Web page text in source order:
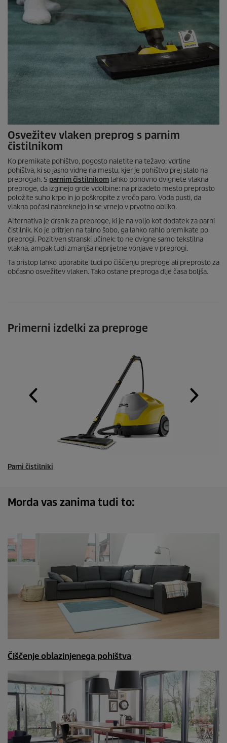
Osvežitev vlaken preprog s parnim
čistilnikom
Ko premikate pohištvo, pogosto naletite na težavo: vdrtine
pohištva, ki so jasno vidne na mestu, kjer je pohištvo prej stalo na
preprogah. S parnim čistilnikom lahko ponovno dvignete vlakna
preproge, da izginejo grde vdolbine: na prizadeto mesto preprosto
položite suho krpo in jo poškropite z vročo paro. Voda pusti, da
vlakna počasi nabreknejo in se vrnejo v prvotno obliko.
Alternativa je drsnik za preproge, ki je na voljo kot dodatek za parni
čistilnik. Ko je pritrjen na talno šobo, ga lahko rahlo premikate po
preprogi. Pozitiven stranski učinek: to ne dvigne samo tekstilna
vlakna, ampak tudi zmanjša neprijetne vonjave v preprogi.
Ta pristop lahko uporabite tudi po čiščenju preproge ali preprosto za
občasno osvežitev vlaken. Tako ostane preproga dlje časa boljša.
Primerni izdelki za preproge
Parni čistilniki
Morda vas zanima tudi to:
Čiščenje oblazinjenega pohištva